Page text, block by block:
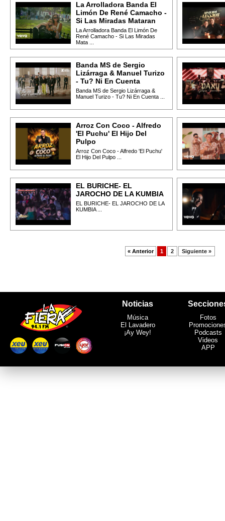
La Arrolladora Banda El
Limón De René Camacho -
Si Las Miradas Mataran
La Arrolladora Banda El Limón De
René Camacho - Si Las Miradas
Mata ...
Banda MS de Sergio
Lizárraga & Manuel Turizo
- Tu? Ni En Cuenta
Banda MS de Sergio Lizárraga &
Manuel Turizo - Tu? Ni En Cuenta ...
Arroz Con Coco - Alfredo
'El Puchu' El Hijo Del
Pulpo
Arroz Con Coco - Alfredo 'El Puchu'
El Hijo Del Pulpo ...
EL BURICHE- EL
JAROCHO DE LA KUMBIA
EL BURICHE- EL JAROCHO DE LA
KUMBIA ...
« Anterior 1 2 Siguiente »
Noticias
Música
El Lavadero
¡Ay Wey!
Fotos
Podcasts
Videos
APP